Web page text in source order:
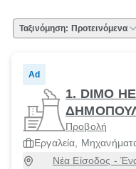
Ταξινόμηση: Προτεινόμενα
Ad
1. DIMO
Προβολή
Εργαλεία,
Νέα Είσοδος -